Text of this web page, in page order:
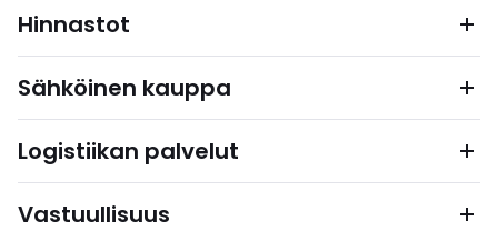
Hinnastot
Sähköinen kauppa
Logistiikan palvelut
Vastuullisuus